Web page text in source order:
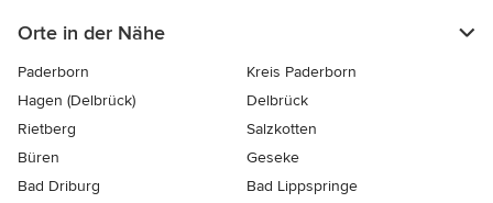
Orte in der Nähe
Paderborn
Kreis Paderborn
Hagen (Delbrück)
Delbrück
Rietberg
Salzkotten
Büren
Geseke
Bad Driburg
Bad Lippspringe